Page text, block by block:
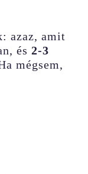
azaz, amit
és 2-3
mégsem,